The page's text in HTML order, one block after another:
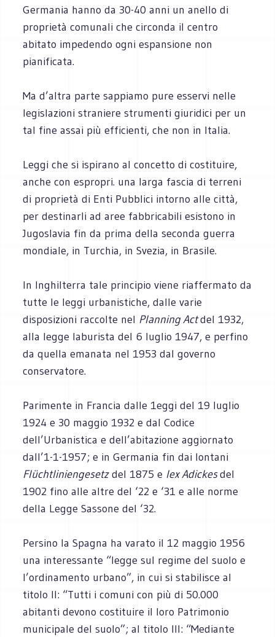
Germania hanno da 30-40 anni un anello di
proprietà comunali che circonda il centro
abitato impedendo ogni espansione non
pianificata.
Ma d’altra parte sappiamo pure esservi nelle
legislazioni straniere strumenti giuridici per un
tal fine assai più efficienti, che non in Italia.
Leggi che si ispirano al concetto di costituire,
anche con espropri. una larga fascia di terreni
di proprietà di Enti Pubblici intorno alle città,
per destinarli ad aree fabbricabili esistono in
Jugoslavia fin da prima della seconda guerra
mondiale, in Turchia, in Svezia, in Brasile.
In Inghilterra tale principio viene riaffermato da
tutte le leggi urbanistiche, dalle varie
disposizioni raccolte nel Planning Actdel 1932,
alla legge laburista del 6 luglio 1947, e perfino
da quella emanata nel 1953 dal governo
conservatore.
Parimente in Francia dalle 1eggi del 19 luglio
1924 e 30 maggio 1932 e dal Codice
dell’Urbanistica e dell’abitazione aggiornato
dall’1-1-1957; e in Germania fin dai lontani
Flüchtliniengesetzdel 1875 e lex Adickesdel
1902 fino alle altre del ‘22 e ‘31 e alle norme
della Legge Sassone del ‘32.
Persino la Spagna ha varato il 12 maggio 1956
una interessante “legge sul regime del suolo e
l’ordinamento urbano”, in cui si stabilisce al
titolo II: “Tutti i comuni con più di 50.000
abitanti devono costituire il loro Patrimonio
municipale del suolo”; al titolo III: “Mediante